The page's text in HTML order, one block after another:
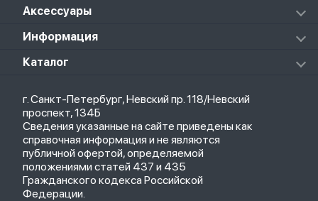
Xiaomi Pad 6
Xiaomi Redmi Pad
Redmi Buds 4 Pro
Notebook Pro
Колонки
Роботы-пылесосы
Стилусы
Товары для детей
Саундбары
Мониторы
ТВ-приставки
Аксессуары
Аксессуары к пылесосам и швабрам
Чехлы
Рюкзаки
Кабели
Зарядные устройства
Информация
О магазине
Политика конфиденциальности
Оплата и доставка
Партнерская программа
Гарантия
Обмен и возврат
Бонусы
Trade-in
Каталог
Новые поступления
Популярное
Акции
г. Санкт-Петербург, Невский пр. 118/Невский
проспект, 134Б
Сведения указанные на сайте приведены как
справочная информация и не являются
публичной офертой, определяемой
положениями статей 437 и 435
Гражданского кодекса Российской
Федерации.